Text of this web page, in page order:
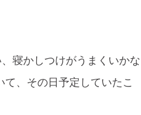
寝かしつけがうまくいかな
、その日予定していたこ